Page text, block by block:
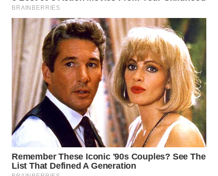
WN
SEMARANG
WN
SOLO
WN
BOROBUDUR
WN
MADURA
WN
SURABAYA